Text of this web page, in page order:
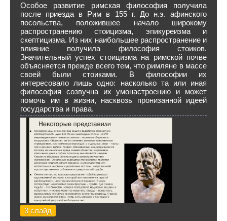
Особое развитие римская философия получила
после приезда в Рим в 155 г. До н.э. афинского
посольства, положившее начало широкому
распространению стоицизма, эпикуреизма и
скептицизма. Из них наибольшее распространение и
влияние получила философия стоиков.
Значительный успех стоицизма на римской почве
объясняется прежде всего тем, что римляне в массе
своей были стоиками. В философии их
интересовало лишь одно: насколько та или иная
философия созвучна их умонастроению и может
помочь им в жизни, насквозь пронизанной идеей
государства и права.
3 слайд